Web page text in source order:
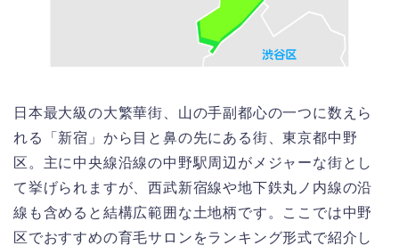
日本最大級の大繁華街、山の手副都心の一つに数えら
れる「新宿」から目と鼻の先にある街、東京都中野
区。主に中央線沿線の中野駅周辺がメジャーな街とし
て挙げられますが、西武新宿線や地下鉄丸ノ内線の沿
線も含めると結構広範囲な土地柄です。ここでは中野
区でおすすめの育毛サロンをランキング形式で紹介し